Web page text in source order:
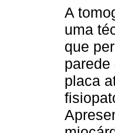
A
uma
que
placa